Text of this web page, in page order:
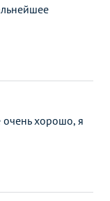
очень хорошо, я